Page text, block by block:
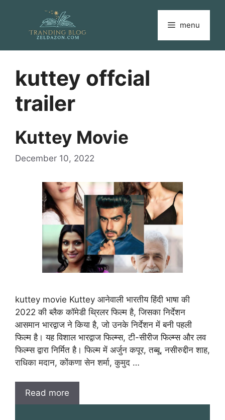
content
menu
kuttey offcial
trailer
Kuttey Movie
December 10, 2022
kuttey movie Kuttey आनेवाली भारतीय हिंदी भाषा की
2022 की ब्लैक कॉमेडी थ्रिलर फिल्म है, जिसका निर्देशन
आसमान भारद्वाज ने किया है, जो उनके निर्देशन में बनी पहली
फिल्म है। यह विशाल भारद्वाज फिल्म्स, टी-सीरीज फिल्म्स और लव
फिल्म्स द्वारा निर्मित है। फिल्म में अर्जुन कपूर, तब्बू, नसीरुद्दीन शाह,
राधिका मदान, कोंकणा सेन शर्मा, कुमुद …
Read more